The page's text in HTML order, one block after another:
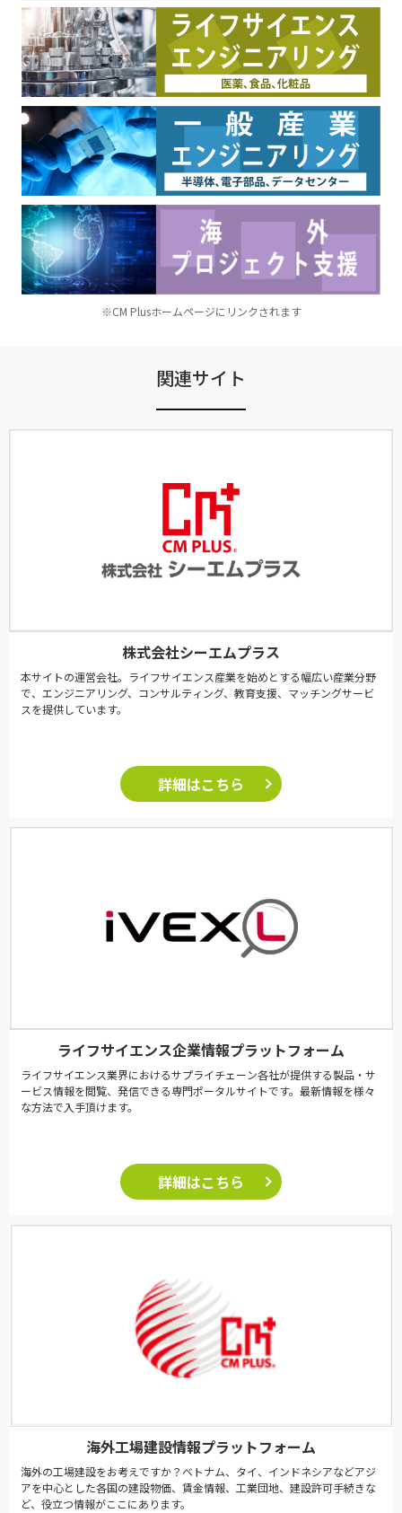
※CM Plusホームページにリンクされます
関連サイト
株式会社シーエムプラス
本サイトの運営会社。ライフサイエンス産業を始めとする幅広い産業分野
で、エンジニアリング、コンサルティング、教育支援、マッチングサービ
スを提供しています。
詳細はこちら
ライフサイエンス企業情報プラットフォーム
ライフサイエンス業界におけるサプライチェーン各社が提供する製品・サ
ービス情報を閲覧、発信できる専門ポータルサイトです。最新情報を様々
な方法で入手頂けます。
詳細はこちら
海外工場建設情報プラットフォーム
海外の工場建設をお考えですか？ベトナム、タイ、インドネシアなどアジ
アを中心とした各国の建設物価、賃金情報、工業団地、建設許可手続きな
ど、役立つ情報がここにあります。